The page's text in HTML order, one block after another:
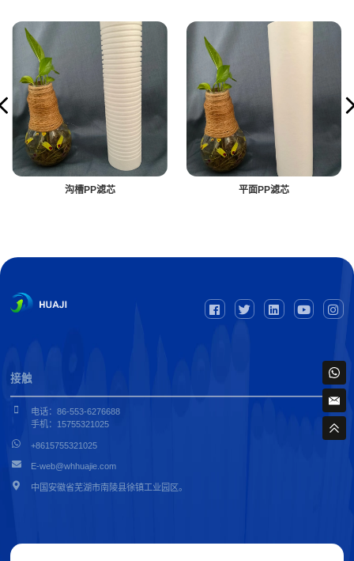
沟槽PP滤芯 平面PP滤芯
接触
电话：86-553-6276688
手机：15755321025
+8615755321025
E-web@whhuajie.com
中国安徽省芜湖市南陵县徐镇工业园区。